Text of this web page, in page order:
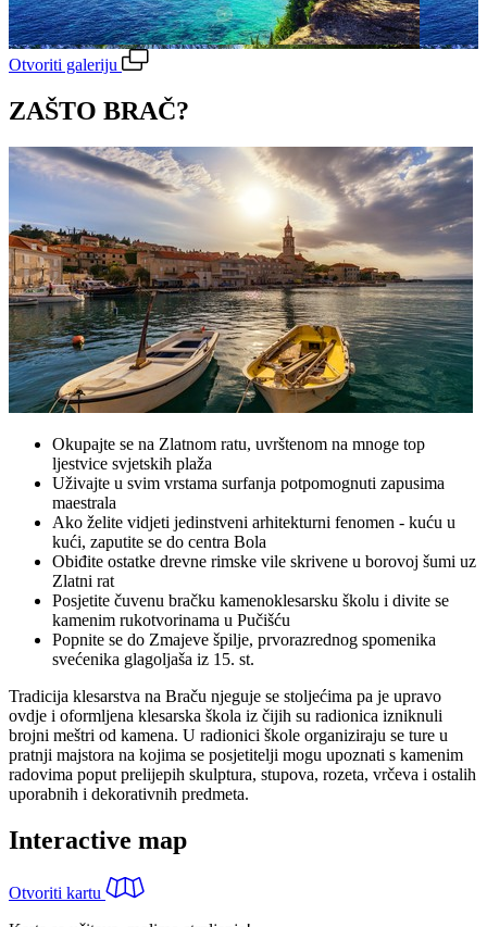
Otvoriti galeriju
ZAŠTO BRAČ?
Okupajte se na Zlatnom ratu, uvrštenom na mnoge top
ljestvice svjetskih plaža
Uživajte u svim vrstama surfanja potpomognuti zapusima
maestrala
Ako želite vidjeti jedinstveni arhitekturni fenomen - kuću u
kući, zaputite se do centra Bola
Obiđite ostatke drevne rimske vile skrivene u borovoj šumi uz
Zlatni rat
Posjetite čuvenu bračku kamenoklesarsku školu i divite se
kamenim rukotvorinama u Pučišću
Popnite se do Zmajeve špilje, prvorazrednog spomenika
svećenika glagoljaša iz 15. st.
Tradicija klesarstva na Braču njeguje se stoljećima pa je upravo
ovdje i oformljena klesarska škola iz čijih su radionica izniknuli
brojni meštri od kamena. U radionici škole organiziraju se ture u
pratnji majstora na kojima se posjetitelji mogu upoznati s kamenim
radovima poput prelijepih skulptura, stupova, rozeta, vrčeva i ostalih
uporabnih i dekorativnih predmeta.
Interactive map
Otvoriti kartu